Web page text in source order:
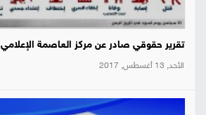
تقرير حقوقي صادر عن مركز العاصمة الإعلامي
الأحد, 13 أغسطس, 2017